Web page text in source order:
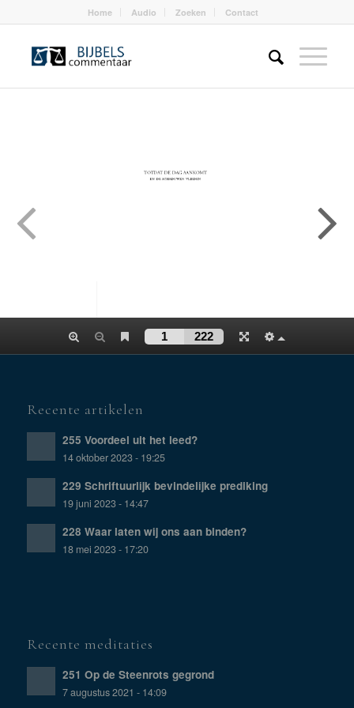
Home Audio Zoeken Contact
Recente artikelen
255 Voordeel uit het leed?
14 oktober 2023 - 19:25
229 Schriftuurlijk bevindelijke prediking
19 juni 2023 - 14:47
228 Waar laten wij ons aan binden?
18 mei 2023 - 17:20
Recente meditaties
251 Op de Steenrots gegrond
7 augustus 2021 - 14:09